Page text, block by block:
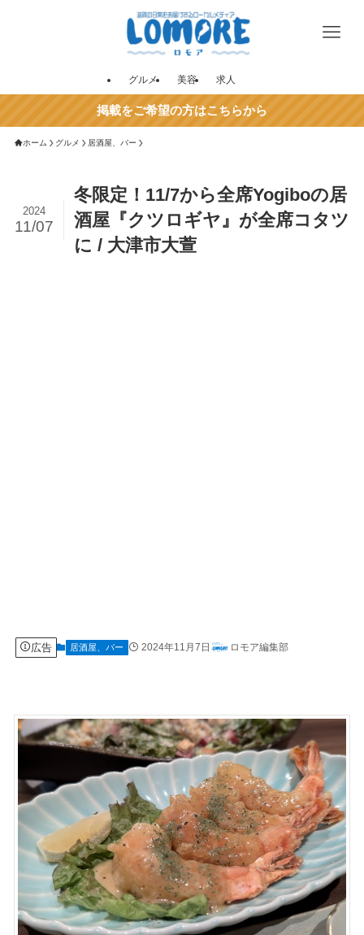
グルメ 美容 求人
掲載をご希望の方はこちらから
ホーム グルメ 居酒屋、バー
冬限定！11/7から全席Yogiboの居
酒屋『クツロギヤ』が全席コタツ
に / 大津市大萱
2024
11/07
広告 居酒屋、バー 2024年11月7日 ロモア編集部